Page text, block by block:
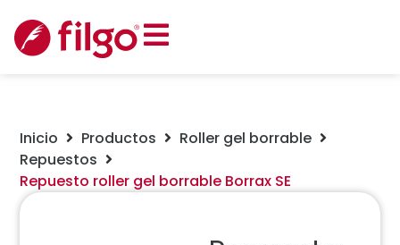
Inicio Productos
Roller gel borrable
Repuestos
Repuesto roller gel borrable Borrax SE